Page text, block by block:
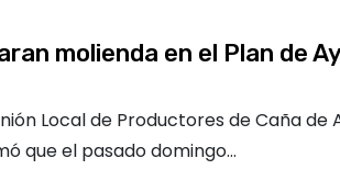
molienda en el Plan de
Local de Productores de Caña de
que el pasado domingo…